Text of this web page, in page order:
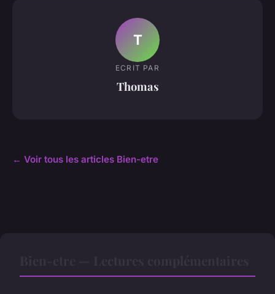
T
ECRIT PAR
Thomas
← Voir tous les articles Bien-etre